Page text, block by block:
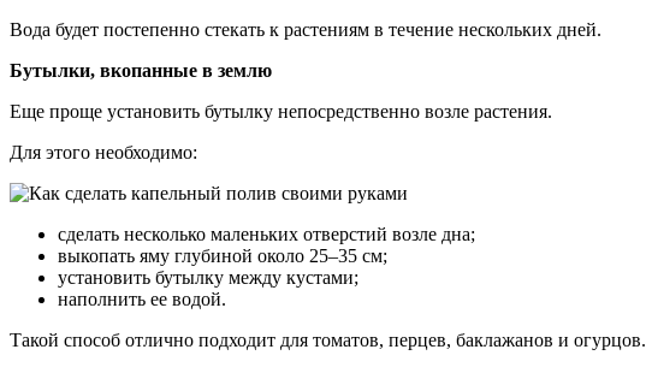
Вода будет постепенно стекать к растениям в течение нескольких дней.
Бутылки, вкопанные в землю
Еще проще установить бутылку непосредственно возле растения.
Для этого необходимо:
сделать несколько маленьких отверстий возле дна;
выкопать яму глубиной около 25–35 см;
установить бутылку между кустами;
наполнить ее водой.
Такой способ отлично подходит для томатов, перцев, баклажанов и огурцов.